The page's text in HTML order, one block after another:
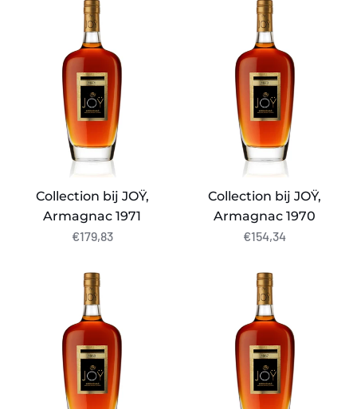
Armagnac
Collection bij JOŸ,
Armagnac 1971
€179,83
Armagnac
Collection bij JOŸ,
Armagnac 1970
€154,34
Armagnac
Armagnac